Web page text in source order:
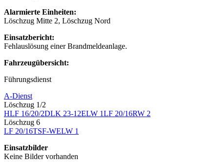
Alarmierte Einheiten:
Löschzug Mitte 2, Löschzug Nord
Einsatzbericht:
Fehlauslösung einer Brandmeldeanlage.
Fahrzeugübersicht:
Führungsdienst
A-Dienst
Löschzug 1/2
HLF 16/20/2DLK 23-12ELW 1LF 20/16RW 2
Löschzug 6
LF 20/16TSF-WELW 1
Einsatzbilder
Keine Bilder vorhanden